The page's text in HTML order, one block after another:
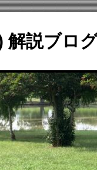
解説ブロ